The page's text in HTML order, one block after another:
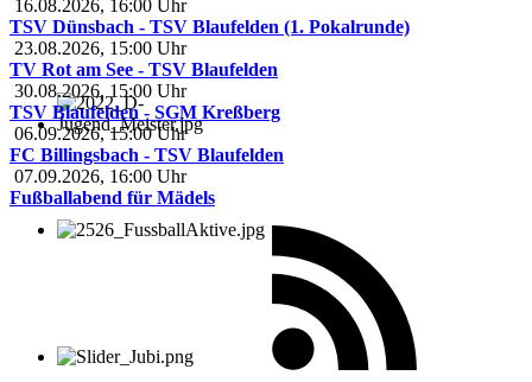
16.08.2026, 16:00 Uhr
TSV Dünsbach - TSV Blaufelden (1. Pokalrunde)
23.08.2026, 15:00 Uhr
TV Rot am See - TSV Blaufelden
30.08.2026, 15:00 Uhr
TSV Blaufelden - SGM Kreßberg
06.09.2026,15:00Uhr
FC Billingsbach - TSV Blaufelden
07.09.2026, 16:00 Uhr
Fußballabend für Mädels